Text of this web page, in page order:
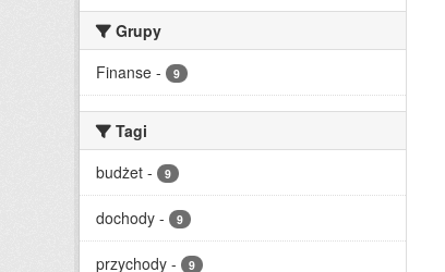
Grupy
Finanse - 9
Tagi
budżet - 9
dochody - 9
przychody - 9